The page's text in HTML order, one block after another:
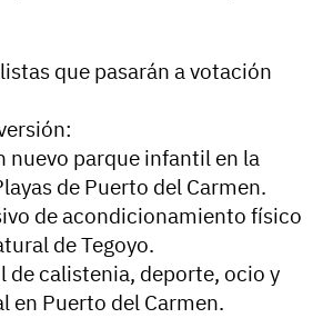
que pasarán a votación
nuevo parque infantil en la
de Puerto del Carmen.
de acondicionamiento físico
de Tegoyo.
de calistenia, deporte, ocio y
en Puerto del Carmen.